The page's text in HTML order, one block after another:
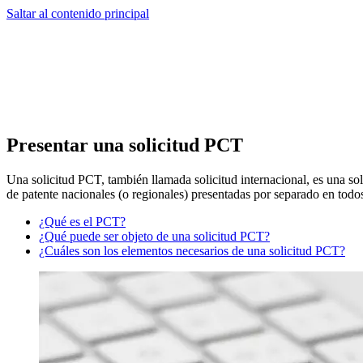
Saltar al contenido principal
Presentar una solicitud PCT
Una solicitud PCT, también llamada solicitud internacional, es una
de patente nacionales (o regionales) presentadas por separado en
¿Qué es el PCT?
¿Qué puede ser objeto de una solicitud PCT?
¿Cuáles son los elementos necesarios de una solicitud PCT?